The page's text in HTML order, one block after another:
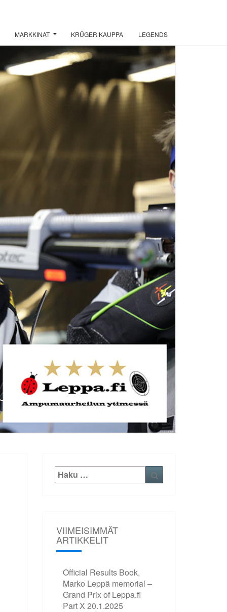
MARKKINAT KRÜGER KAUPPA LEGENDS
Etsi:
VIIMEISIMMÄT
ARTIKKELIT
Official Results Book,
Marko Leppä memorial –
Grand Prix of Leppa.fi
Part X 20.1.2025